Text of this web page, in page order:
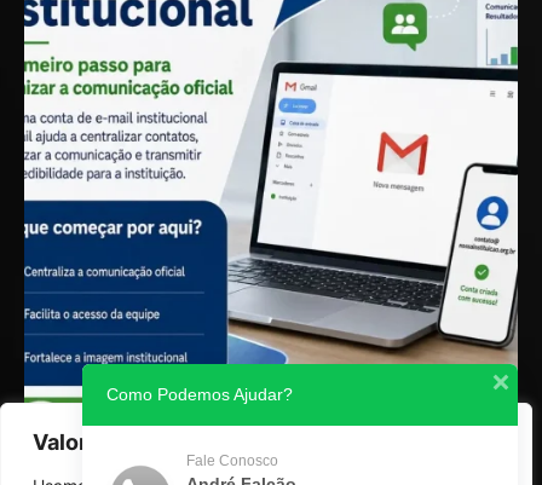
Valorizamos a sua privacidade
Como Podemos Ajudar?
Fale Conosco